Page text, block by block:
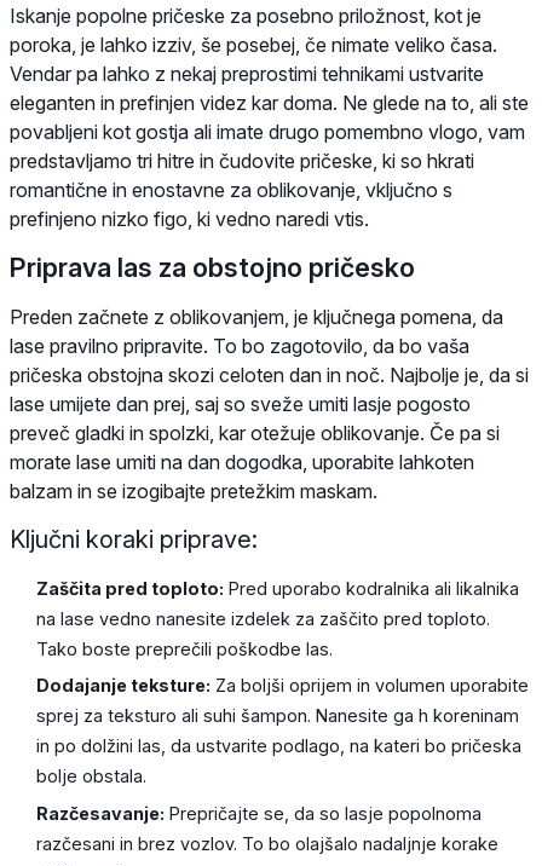
Iskanje popolne pričeske za posebno priložnost, kot je
poroka, je lahko izziv, še posebej, če nimate veliko časa.
Vendar pa lahko z nekaj preprostimi tehnikami ustvarite
eleganten in prefinjen videz kar doma. Ne glede na to, ali ste
povabljeni kot gostja ali imate drugo pomembno vlogo, vam
predstavljamo tri hitre in čudovite pričeske, ki so hkrati
romantične in enostavne za oblikovanje, vključno s
prefinjeno nizko figo, ki vedno naredi vtis.
Priprava las za obstojno pričesko
Preden začnete z oblikovanjem, je ključnega pomena, da
lase pravilno pripravite. To bo zagotovilo, da bo vaša
pričeska obstojna skozi celoten dan in noč. Najbolje je, da si
lase umijete dan prej, saj so sveže umiti lasje pogosto
preveč gladki in spolzki, kar otežuje oblikovanje. Če pa si
morate lase umiti na dan dogodka, uporabite lahkoten
balzam in se izogibajte pretežkim maskam.
Ključni koraki priprave:
Zaščita pred toploto: Pred uporabo kodralnika ali likalnika
na lase vedno nanesite izdelek za zaščito pred toploto.
Tako boste preprečili poškodbe las.
Dodajanje teksture: Za boljši oprijem in volumen uporabite
sprej za teksturo ali suhi šampon. Nanesite ga h koreninam
in po dolžini las, da ustvarite podlago, na kateri bo pričeska
bolje obstala.
Razčesavanje: Prepričajte se, da so lasje popolnoma
razčesani in brez vozlov. To bo olajšalo nadaljnje korake